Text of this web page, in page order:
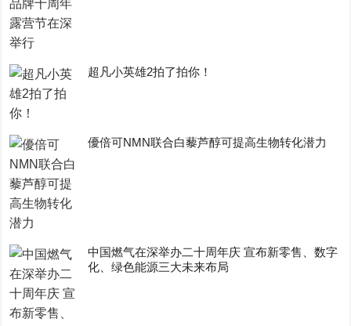
超凡小英雄2拍了拍你！
優倍可NMN联合白藜芦醇可提高生物转化潜力
中国燃气在深举办二十周年庆 宣布新零售、数字
化、绿色能源三大未来布局